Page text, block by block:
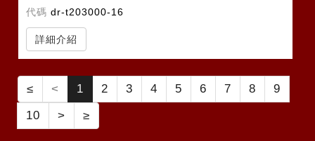
2尺2:寬*高
代碼 dr-t203000-16
詳細介紹
≤ < 1 2 3 4 5 6 7 8
9
10
> ≥